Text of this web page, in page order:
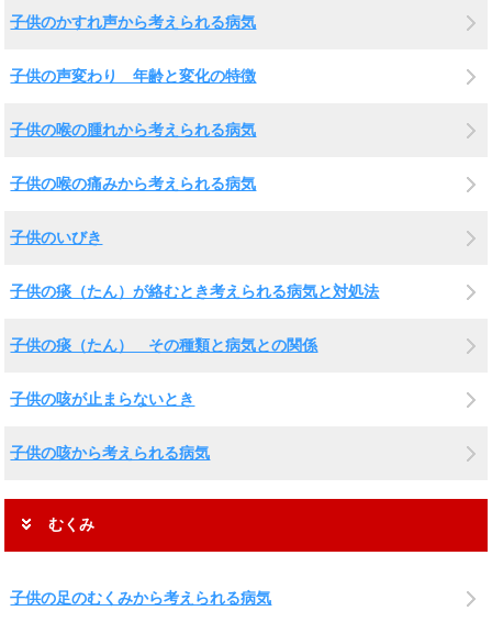
子供のかすれ声から考えられる病気
子供の声変わり 年齢と変化の特徴
子供の喉の腫れから考えられる病気
子供の喉の痛みから考えられる病気
子供のいびき
子供の痰（たん）が絡むとき考えられる病気と対処法
子供の痰（たん） その種類と病気との関係
子供の咳が止まらないとき
子供の咳から考えられる病気
むくみ
子供の足のむくみから考えられる病気